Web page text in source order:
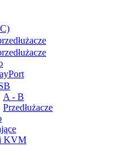
A - B
Przedłużacze
KVM